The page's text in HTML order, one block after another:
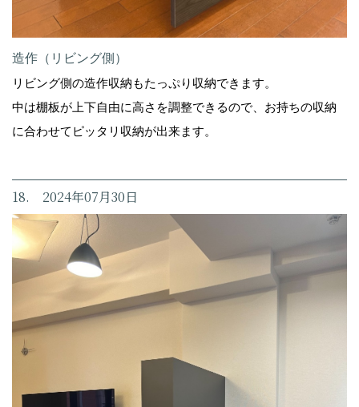
造作（リビング側）
リビング側の造作収納もたっぷり収納できます。
中は棚板が上下自由に高さを調整できるので、お持ちの収納
に合わせてピッタリ収納が出来ます。
18. 2024年07月30日